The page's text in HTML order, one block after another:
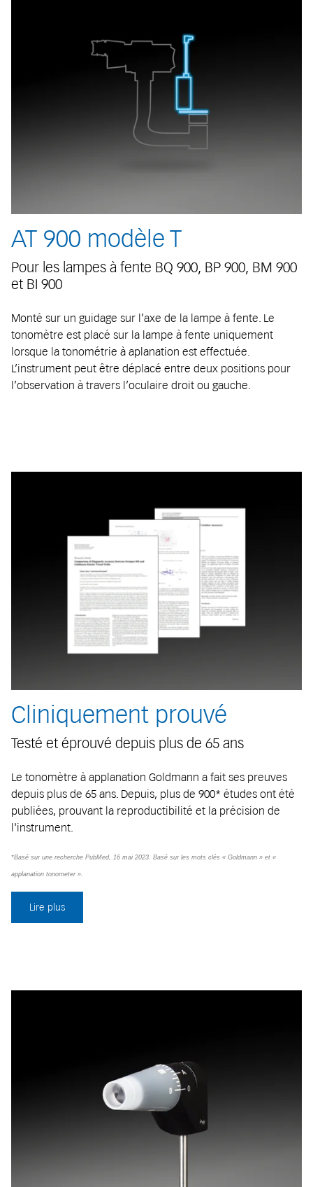
AT 900 modèle T
Pour les lampes à fente BQ 900, BP 900, BM 900
et BI 900
Monté sur un guidage sur l’axe de la lampe à fente. Le
tonomètre est placé sur la lampe à fente uniquement
lorsque la tonométrie à aplanation est effectuée.
L’instrument peut être déplacé entre deux positions pour
l’observation à travers l’oculaire droit ou gauche.
Cliniquement prouvé
Testé et éprouvé depuis plus de 65 ans
Le tonomètre à applanation Goldmann a fait ses preuves
depuis plus de 65 ans. Depuis, plus de 900* études ont été
publiées, prouvant la reproductibilité et la précision de
l'instrument.
*Basé sur une recherche PubMed, 16 mai 2023. Basé sur les mots clés « Goldmann » et «
applanation tonometer ».
Lire plus